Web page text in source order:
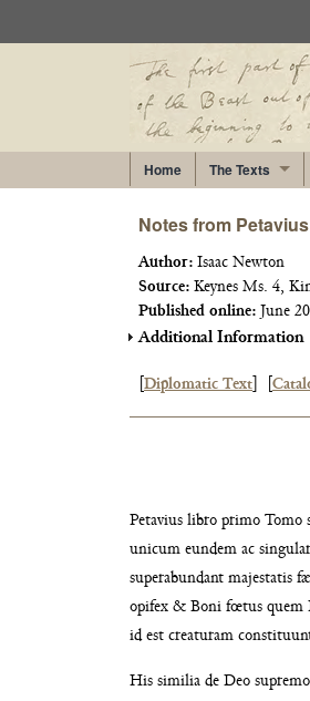
Home The Texts
Notes from
Author: Isaac Newton
Source: Keynes Ms. 4,
Published online: June
Additional Information
Diplomatic Text
Petavius libro primo Tomo
unicum eundem ac
superabundant majestatis
opifex & Boni fœtus quem
id est creaturam
His similia de Deo